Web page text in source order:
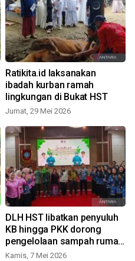
Ratikita.id laksanakan
ibadah kurban ramah
lingkungan di Bukat HST
Jumat, 29 Mei 2026
DLH HST libatkan penyuluh
KB hingga PKK dorong
pengelolaan sampah rumah
tangga
Kamis, 7 Mei 2026